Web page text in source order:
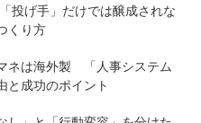
げ手」だけでは醸成されな
くり方
ネは海外製 「人事システム
と成功のポイント